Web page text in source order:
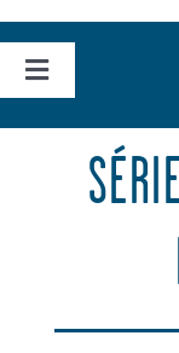
Navigation
bascule
Accueil